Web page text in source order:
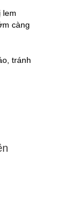
lem
càng
tránh